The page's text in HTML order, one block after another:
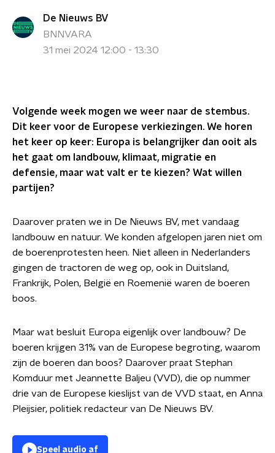
De Nieuws BV
BNNVARA
31 mei 2024 12:00 - 13:30
Volgende week mogen we weer naar de stembus.
Dit keer voor de Europese verkiezingen. We horen
het keer op keer: Europa is belangrijker dan ooit als
het gaat om landbouw, klimaat, migratie en
defensie, maar wat valt er te kiezen? Wat willen
partijen?
Daarover praten we in De Nieuws BV, met vandaag
landbouw en natuur. We konden afgelopen jaren niet om
de boerenprotesten heen. Niet alleen in Nederlanders
gingen de tractoren de weg op, ook in Duitsland,
Frankrijk, Polen, België en Roemenië waren de boeren
boos.
Maar wat besluit Europa eigenlijk over landbouw? De
boeren krijgen 31% van de Europese begroting, waarom
zijn de boeren dan boos? Daarover praat Stephan
Komduur met Jeannette Baljeu (VVD), die op nummer
drie van de Europese kieslijst van de VVD staat, en Anna
Pleijsier, politiek redacteur van De Nieuws BV.
Speel audio af